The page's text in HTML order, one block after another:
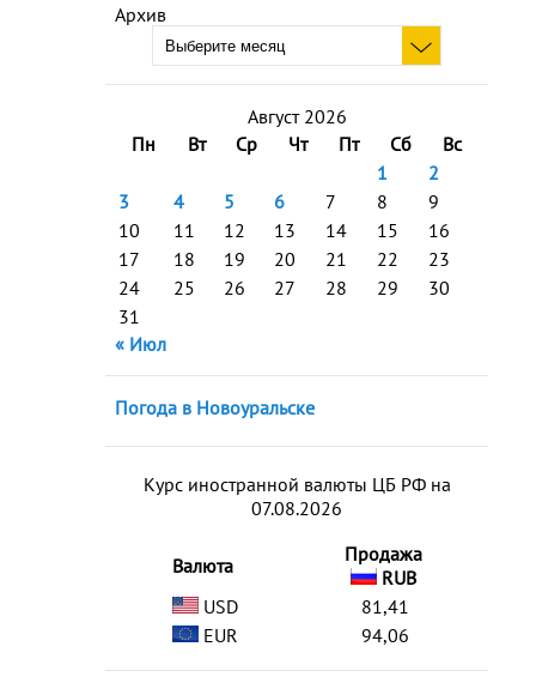
Архив
Август 2026
Пн
Вт Ср Чт Пт Сб
Вс
1
2
3
4 5 6 7 8
9
10
11 12 13 14 15
16
17
18 19 20 21 22
23
24
25 26 27 28 29
30
31
« Июл
Погода в Новоуральске
Курс иностранной валюты ЦБ РФ на
07.08.2026
Валюта
Продажа
RUB
USD
81,41
EUR
94,06